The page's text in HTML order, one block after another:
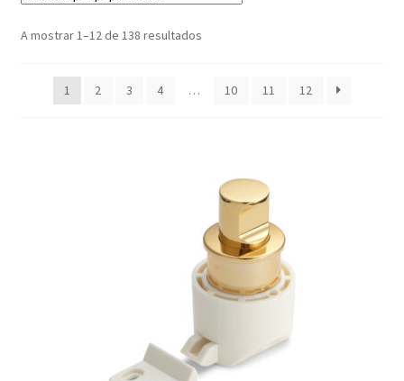
Contate agora
Impressão
A mostrar 1–12 de 138 resultadosOrdenado
1
2 3 4 … 10 11 12